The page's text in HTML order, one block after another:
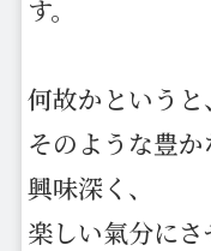
す。
何故かというと、
そのような豊
興味深く、
楽しい氣分に